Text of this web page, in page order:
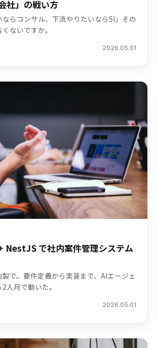
社」の戦い方
ならコンサル、下流やりたいならSI」その
ないですか。
2026.05.01
NestJS で社内案件管理システム
で。要件定義から実装まで、AIエージェ
人月で動いた。
2026.05.01